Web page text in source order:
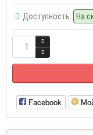
Доступность: На
Facebook